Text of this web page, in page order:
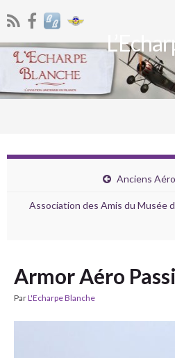
Search for:
Anciens
Association des Amis du Musée
Armor Aéro
ParL'Echarpe Blanche